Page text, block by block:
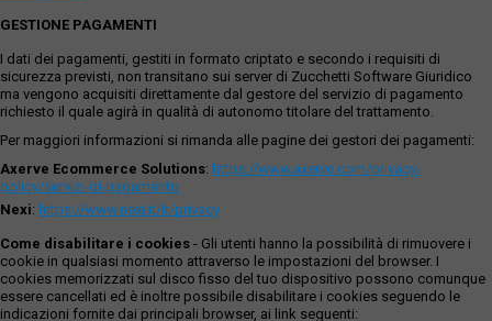
GESTIONE PAGAMENTI
I dati dei pagamenti, gestiti in formato criptato e secondo i requisiti di
sicurezza previsti, non transitano sui server di Zucchetti Software Giuridico
ma vengono acquisiti direttamente dal gestore del servizio di pagamento
richiesto il quale agirà in qualità di autonomo titolare del trattamento.
Per maggiori informazioni si rimanda alle pagine dei gestori dei pagamenti:
Axerve Ecommerce Solutions: https://www.axerve.com/privacy-
policy/servizi-di-pagamento
Nexi: https://www.nexi.it/it/privacy
Come disabilitare i cookies - Gli utenti hanno la possibilità di rimuovere i
cookie in qualsiasi momento attraverso le impostazioni del browser. I
cookies memorizzati sul disco fisso del tuo dispositivo possono comunque
essere cancellati ed è inoltre possibile disabilitare i cookies seguendo le
indicazioni fornite dai principali browser, ai link seguenti: